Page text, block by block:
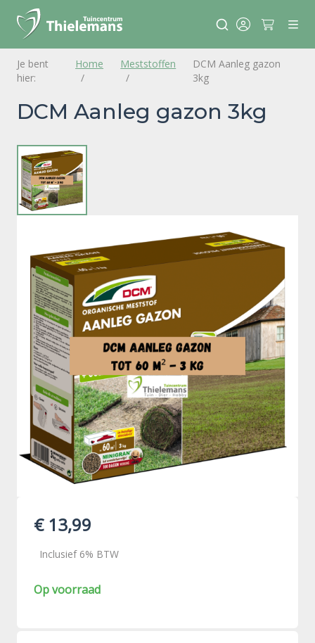
Home Meststoffen
DCM Aanleg gazon
3kg
DCM Aanleg gazon 3kg
€ 13,99
Inclusief 6% BTW
Op voorraad